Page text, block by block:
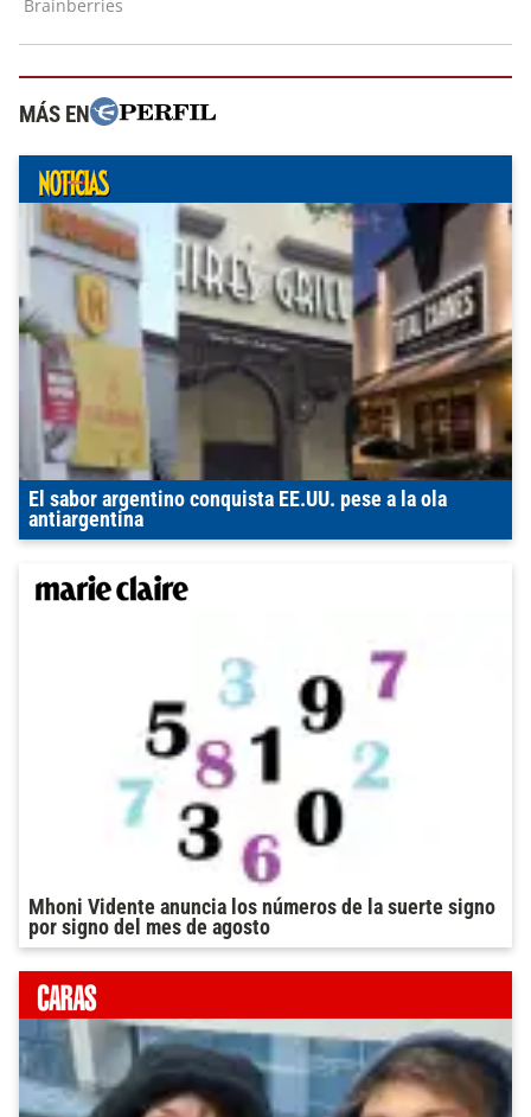
MÁS EN
El sabor argentino conquista EE.UU. pese a la ola
antiargentina
Mhoni Vidente anuncia los números de la suerte signo
por signo del mes de agosto